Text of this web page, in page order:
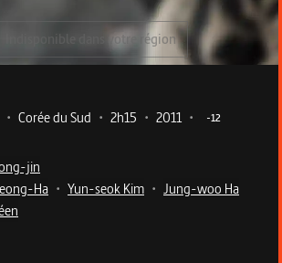
Indisponible dans votre région
• Corée du Sud • 2h15 • 2011 •
-12
jin
Ha • Yun-seok Kim • Jung-woo Ha